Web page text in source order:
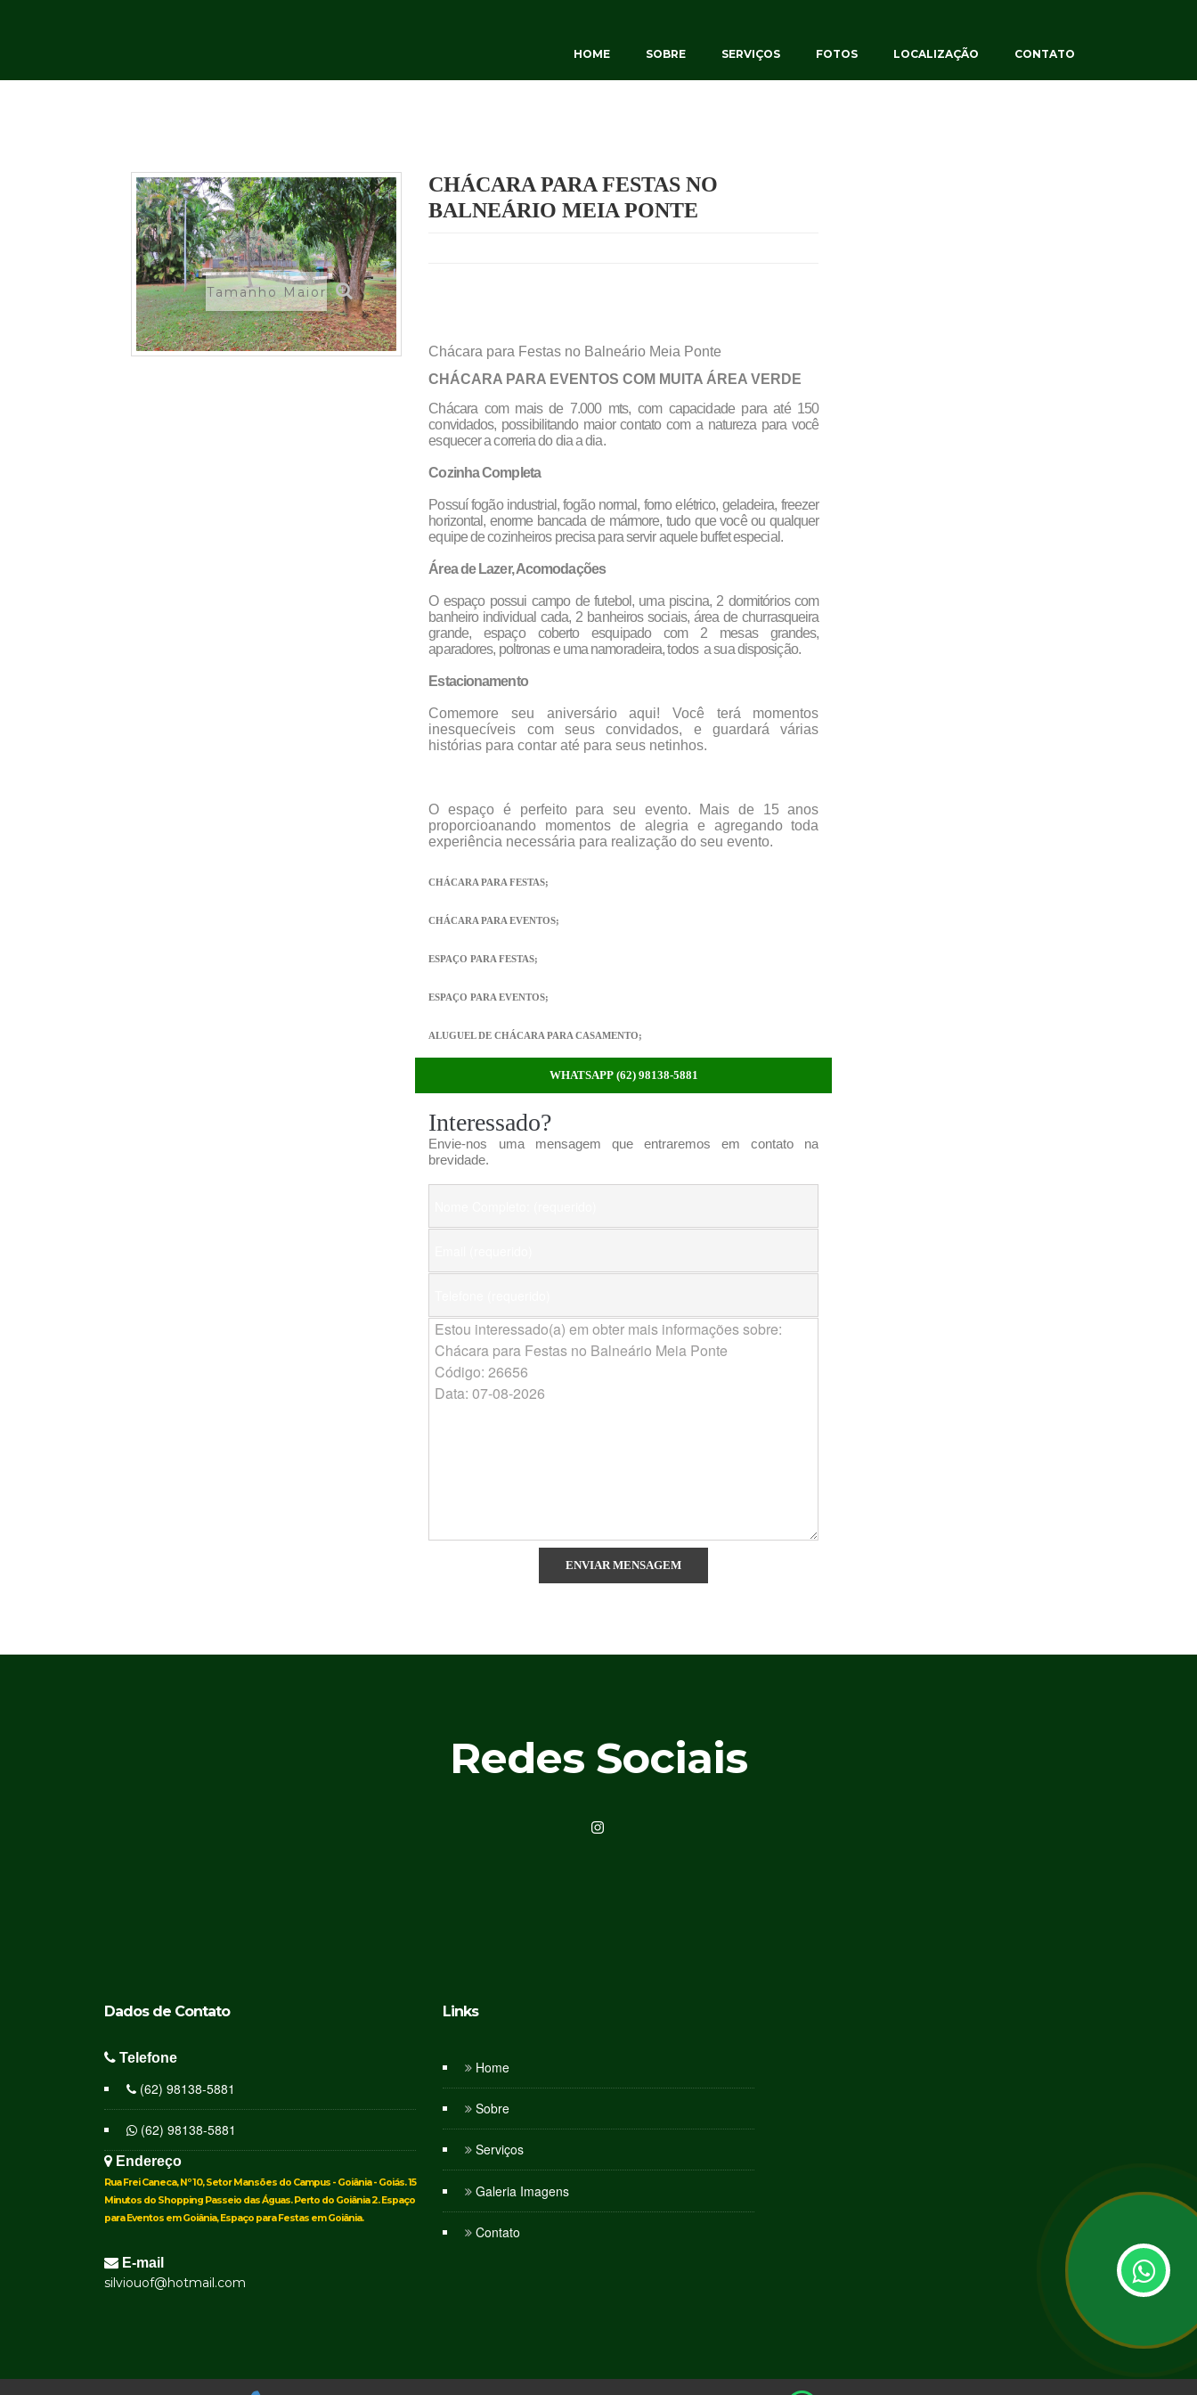
HOME SOBRE SERVIÇOS FOTOS LOCALIZAÇÃO CONTATO
Tamanho Maior
CHÁCARA PARA FESTAS NO
BALNEÁRIO MEIA PONTE
Chácara para Festas no Balneário Meia Ponte
CHÁCARA PARA EVENTOS COM MUITA ÁREA VERDE
Chácara com mais de 7.000 mts, com capacidade para até 150
convidados, possibilitando maior contato com a natureza para você
esquecer a correria do dia a dia.
Cozinha Completa
Possuí fogão industrial, fogão normal, forno elétrico, geladeira, freezer
horizontal, enorme bancada de mármore, tudo que você ou qualquer
equipe de cozinheiros precisa para servir aquele buffet especial.
Área de Lazer, Acomodações
O espaço possui campo de futebol, uma piscina, 2 dormitórios com
banheiro individual cada, 2 banheiros sociais, área de churrasqueira
grande, espaço coberto esquipado com 2 mesas grandes,
aparadores, poltronas e uma namoradeira, todos a sua disposição.
Estacionamento
Comemore seu aniversário aqui! Você terá momentos
inesquecíveis com seus convidados, e guardará várias
histórias para contar até para seus netinhos.
O espaço é perfeito para seu evento. Mais de 15 anos
proporcioanando momentos de alegria e agregando toda
experiência necessária para realização do seu evento.
CHÁCARA PARA FESTAS;
CHÁCARA PARA EVENTOS;
ESPAÇO PARA FESTAS;
ESPAÇO PARA EVENTOS;
ALUGUEL DE CHÁCARA PARA CASAMENTO;
WHATSAPP (62) 98138-5881
Interessado?
Envie-nos uma mensagem que entraremos em contato na
brevidade.
Redes Sociais
Dados de Contato
Telefone
(62) 98138-5881
(62) 98138-5881
Endereço
Rua Frei Caneca, Nº 10, Setor Mansões do Campus - Goiânia - Goiás. 15
Minutos do Shopping Passeio das Águas. Perto do Goiânia 2. Espaço
para Eventos em Goiânia, Espaço para Festas em Goiânia.
E-mail
silviouof@hotmail.com
Links
Home
Sobre
Serviços
Galeria Imagens
Contato